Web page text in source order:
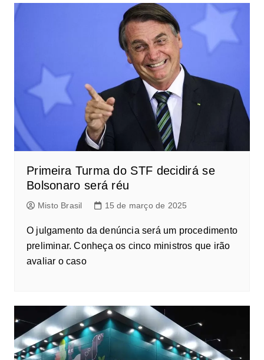
Primeira Turma do STF decidirá se
Bolsonaro será réu
Misto Brasil 15 de março de 2025
O julgamento da denúncia será um procedimento
preliminar. Conheça os cinco ministros que irão
avaliar o caso